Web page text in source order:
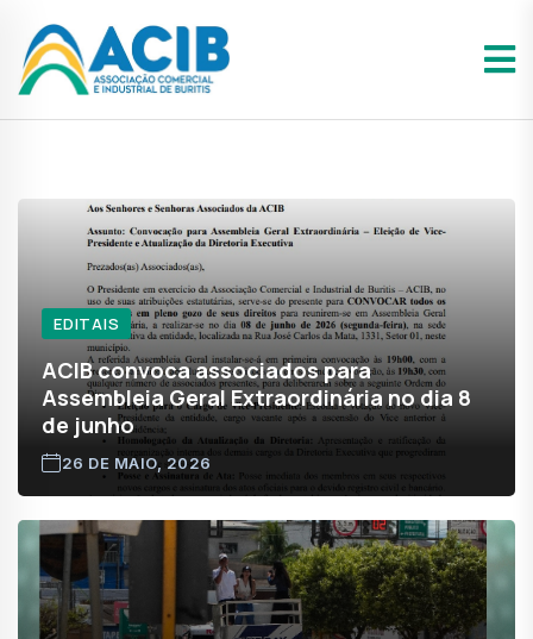
Anterior
EDITAIS
ACIB convoca associados para
Assembleia Geral Extraordinária no dia 8
de junho
26 DE MAIO, 2026